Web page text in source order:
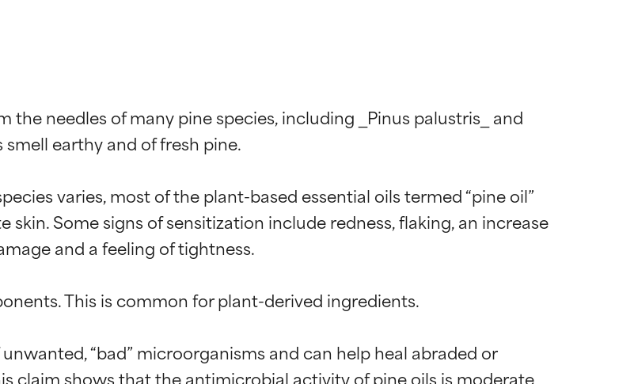
needles of many pine species, including _Pinus palustris_ and
smell earthy and of fresh pine.
varies, most of the plant-based essential oils termed “pine oil”
Some signs of sensitization include redness, flaking, an increase
and a feeling of tightness.
This is common for plant-derived ingredients.
“bad” microorganisms and can help heal abraded or
claim shows that the antimicrobial activity of pine oils is moderate
ingredientes
ingredientes